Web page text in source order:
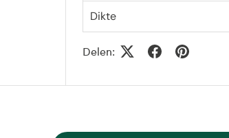
Dikte
Delen: